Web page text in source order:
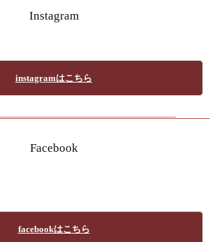
Instagram
instagramはこちら
Facebook
facebookはこちら